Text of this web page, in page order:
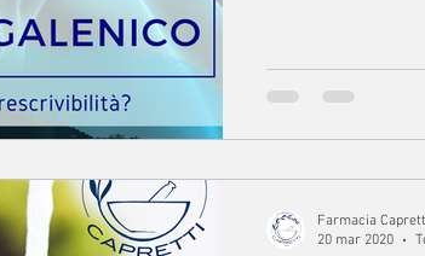
Farmacia
20 mar 2020